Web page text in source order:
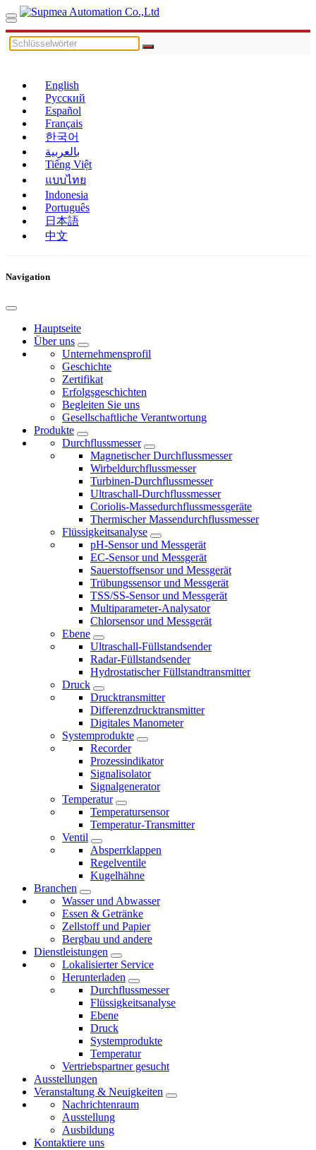
English
Русский
Español
Français
한국어
بالعربية
Tiếng Việt
แบบไทย
Indonesia
Português
日本語
中文
Navigation
Hauptseite
Über uns
Unternehmensprofil
Geschichte
Zertifikat
Erfolgsgeschichten
Begleiten Sie uns
Gesellschaftliche Verantwortung
Produkte
Durchflussmesser
Magnetischer Durchflussmesser
Wirbeldurchflussmesser
Turbinen-Durchflussmesser
Ultraschall-Durchflussmesser
Coriolis-Massedurchflussmessgeräte
Thermischer Massendurchflussmesser
Flüssigkeitsanalyse
pH-Sensor und Messgerät
EC-Sensor und Messgerät
Sauerstoffsensor und Messgerät
Trübungssensor und Messgerät
TSS/SS-Sensor und Messgerät
Multiparameter-Analysator
Chlorsensor und Messgerät
Ebene
Ultraschall-Füllstandsender
Radar-Füllstandsender
Hydrostatischer Füllstandtransmitter
Druck
Drucktransmitter
Differenzdrucktransmitter
Digitales Manometer
Systemprodukte
Recorder
Prozessindikator
Signalisolator
Signalgenerator
Temperatur
Temperatursensor
Temperatur-Transmitter
Ventil
Absperrklappen
Regelventile
Kugelhähne
Branchen
Wasser und Abwasser
Essen & Getränke
Zellstoff und Papier
Bergbau und andere
Dienstleistungen
Lokalisierter Service
Herunterladen
Durchflussmesser
Flüssigkeitsanalyse
Ebene
Druck
Systemprodukte
Temperatur
Vertriebspartner gesucht
Ausstellungen
Veranstaltung & Neuigkeiten
Nachrichtenraum
Ausstellung
Ausbildung
Kontaktiere uns